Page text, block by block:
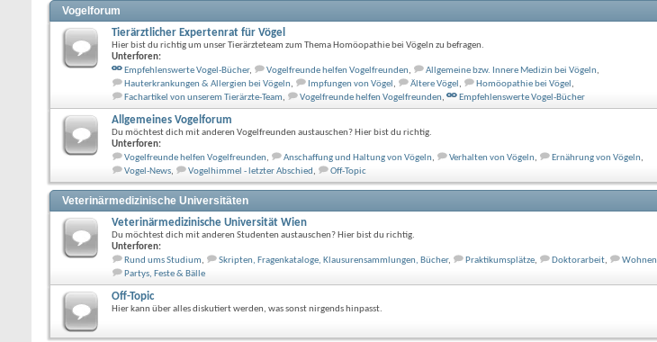
Vogelforum
Tierärztlicher Expertenrat für Vögel
Hier bist du richtig um unser Tierärzteteam zum Thema Homöopathie bei Vögeln zu befragen.
Unterforen:
Empfehlenswerte Vogel-Bücher, Vogelfreunde helfen Vogelfreunden, Allgemeine bzw. Innere Medizin bei Vögeln,
Hauterkrankungen & Allergien bei Vögeln, Impfungen von Vögel , Ältere Vögel , Homöopathie bei Vögel ,
Fachartikel von unserem Tierärzte-Team, Vogelfreunde helfen Vogelfreunden, Empfehlenswerte Vogel-Bücher
Allgemeines Vogelforum
Du möchtest dich mit anderen Vogelfreunden austauschen? Hier bist du richtig.
Unterforen:
Vogelfreunde helfen Vogelfreunden, Anschaffung und Haltung von Vögeln, Verhalten von Vögeln, Ernährung von Vögeln,
Vogel-News, Vogelhimmel - letzter Abschied, Off-Topic
Veterinärmedizinische Universitäten
Veterinärmedizinische Universität Wien
Du möchtest dich mit anderen Studenten austauschen? Hier bist du richtig.
Unterforen:
Rund ums Studium, Skripten, Fragenkataloge, Klausurensammlungen, Bücher, Praktikumsplätze, Doktorarbeit, Wohnen
Partys, Feste & Bälle
Off-Topic
Hier kann über alles diskutiert werden, was sonst nirgends hinpasst.